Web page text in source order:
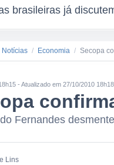
brasileiras já
Notícias / Economia / Secopa
- Atualizado em 27/10/2010 18h18
Fernandes
Lins